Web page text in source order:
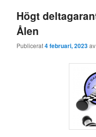
Högt
Ålen
Publicerat4 februari, 2023